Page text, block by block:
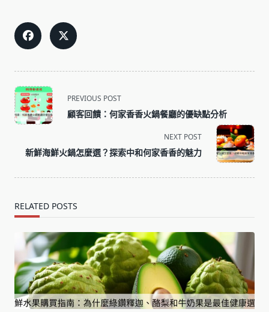
<span
class="nav-
subtitle
reader-
PREVIOUS POST
顧客回饋：何家香香火鍋餐廳的優缺點分析
NEXT POST
新鮮海鮮火鍋怎麼選？探索中和何家香香的魅力
RELATED POSTS